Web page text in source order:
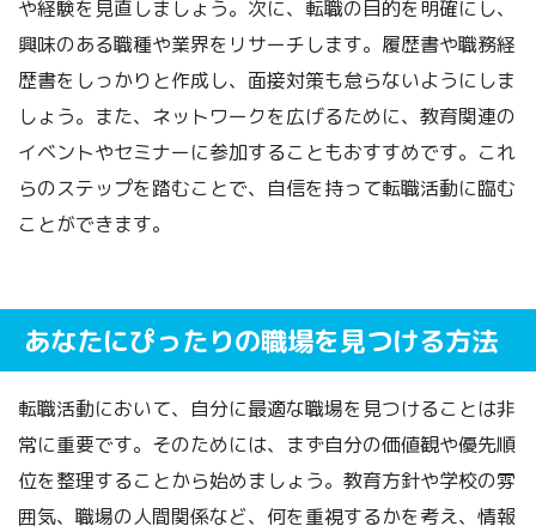
や経験を見直しましょう。次に、転職の目的を明確にし、
興味のある職種や業界をリサーチします。履歴書や職務経
歴書をしっかりと作成し、面接対策も怠らないようにしま
しょう。また、ネットワークを広げるために、教育関連の
イベントやセミナーに参加することもおすすめです。これ
らのステップを踏むことで、自信を持って転職活動に臨む
ことができます。
あなたにぴったりの職場を見つける方法
転職活動において、自分に最適な職場を見つけることは非
常に重要です。そのためには、まず自分の価値観や優先順
位を整理することから始めましょう。教育方針や学校の雰
囲気、職場の人間関係など、何を重視するかを考え、情報